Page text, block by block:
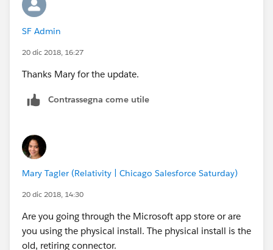
SF Admin
20 dic 2018, 16:27
Thanks Mary for the update.
Contrassegna come utile
Mary Tagler (Relativity | Chicago Salesforce Saturday)
20 dic 2018, 14:30
Are you going through the Microsoft app store or are
you using the physical install. The physical install is the
old, retiring connector.